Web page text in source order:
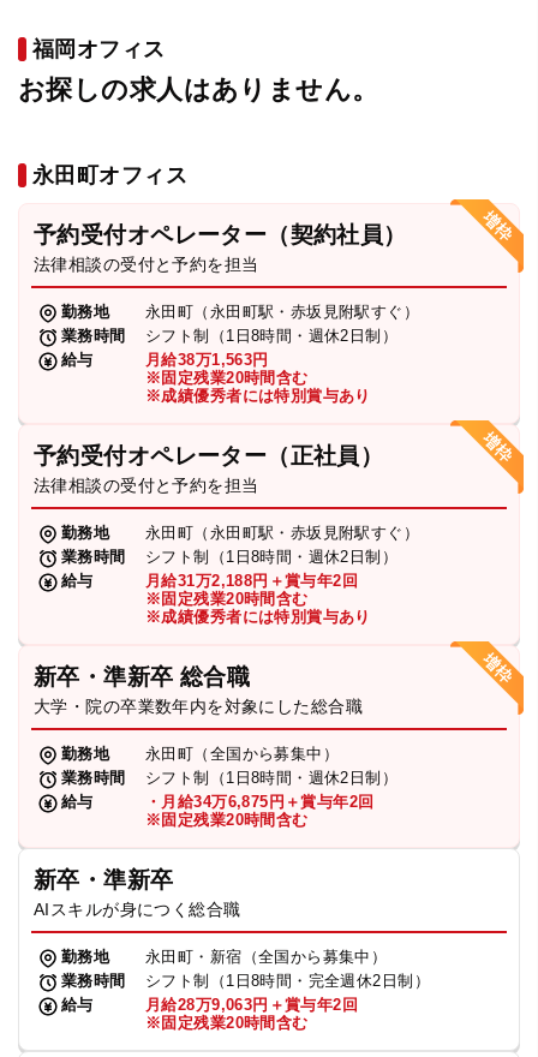
福岡オフィス
お探しの求人はありません。
永田町オフィス
予約受付オペレーター（契約社員）
法律相談の受付と予約を担当
勤務地
永田町（永田町駅・赤坂見附駅すぐ）
業務時間
シフト制（1日8時間・週休2日制）
給与
月給38万1,563円
※固定残業20時間含む
※成績優秀者には特別賞与あり
予約受付オペレーター（正社員）
法律相談の受付と予約を担当
勤務地
永田町（永田町駅・赤坂見附駅すぐ）
業務時間
シフト制（1日8時間・週休2日制）
給与
月給31万2,188円＋賞与年2回
※固定残業20時間含む
※成績優秀者には特別賞与あり
新卒・準新卒 総合職
大学・院の卒業数年内を対象にした総合職
勤務地
永田町（全国から募集中）
業務時間
シフト制（1日8時間・週休2日制）
給与
・月給34万6,875円＋賞与年2回
※固定残業20時間含む
新卒・準新卒
AIスキルが身につく総合職
勤務地
永田町・新宿（全国から募集中）
業務時間
シフト制（1日8時間・完全週休2日制）
給与
月給28万9,063円＋賞与年2回
※固定残業20時間含む